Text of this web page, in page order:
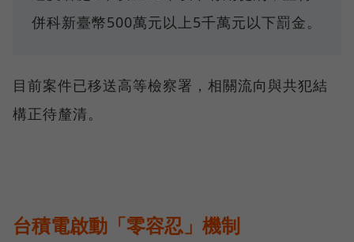
併科新臺幣500萬元以上5千萬元以下罰金。
目前案件已移送高等檢察署，相關流向與共犯結
構正待釐清。
台積電啟動「零容忍」機制